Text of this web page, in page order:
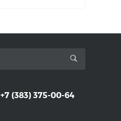
+7 (383) 375-00-64